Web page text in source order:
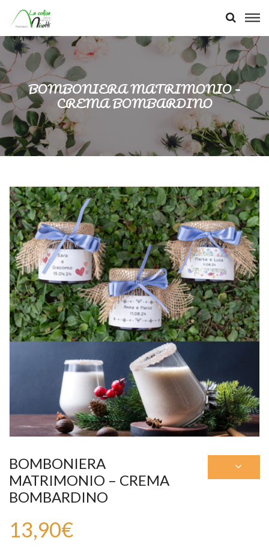
BOMBONIERA MATRIMONIO –
CREMA BOMBARDINO
BOMBONIERA
MATRIMONIO – CREMA
BOMBARDINO
13,90€